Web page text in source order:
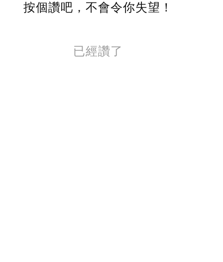
按個讚吧，不會令你失望！
已經讚了